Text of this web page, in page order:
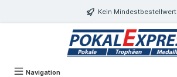
Kein Mindestbestellwert
Navigation